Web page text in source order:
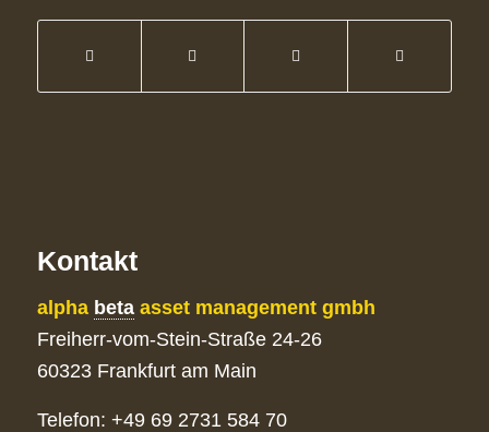
Kontakt
alpha betaasset management gmbh
Freiherr-vom-Stein-Straße 24-26
60323 Frankfurt am Main
Telefon: +49 69 2731 584 70